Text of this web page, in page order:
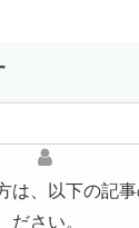
は、以下の記事
ださい。